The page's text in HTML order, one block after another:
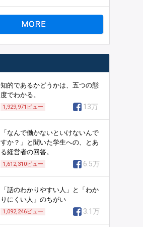
知的であるかどうかは、五つの態
度でわかる。
1,929,971 ビュー 13万
「なんで働かないといけないんで
すか？」と聞いた学生への、とあ
る経営者の回答。
1,612,310ビュー 6.5万
「話のわかりやすい人」と「わか
りにくい人」のちがい
1,092,246ビュー 3.1万